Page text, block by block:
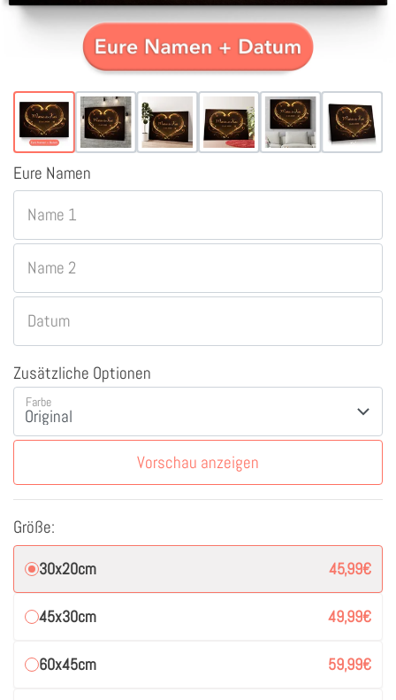
Eure Namen
Name 1
Name 2
Datum
Zusätzliche Optionen
Farbe
Vorschau anzeigen
Größe:
30x20cm 45,99€
45x30cm 49,99€
60x45cm 59,99€